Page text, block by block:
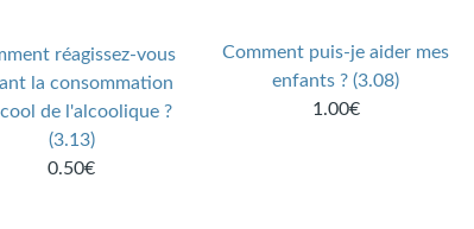
réagissez-vous
la consommation
de l'alcoolique ?
(3.13)
0.50€
Comment puis-je aider mes
enfants ? (3.08)
1.00€